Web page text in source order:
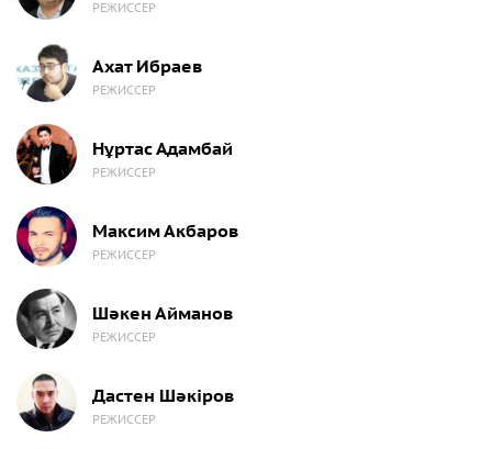
РЕЖИССЕР
Ахат Ибраев
РЕЖИССЕР
Нұртас Адамбай
РЕЖИССЕР
Максим Акбаров
РЕЖИССЕР
Шәкен Айманов
РЕЖИССЕР
Дастен Шәкіров
РЕЖИССЕР